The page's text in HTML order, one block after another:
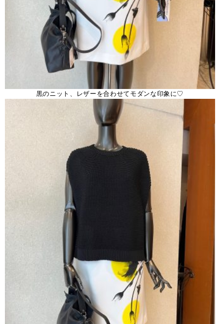
黒のニット、レザーを合わせてモダンな印象に♡